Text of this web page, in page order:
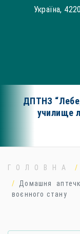
Україна,
ДПТНЗ
училище
ГОЛОВНА
Домашня
воєнного стану